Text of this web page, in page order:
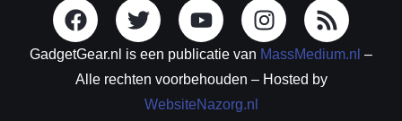
GadgetGear.nl is een publicatie van MassMedium.nl –
Alle rechten voorbehouden – Hosted by
WebsiteNazorg.nl